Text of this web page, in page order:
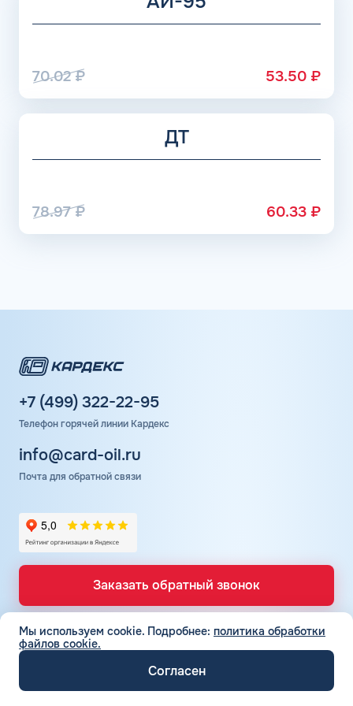
70.02₽ 53.50 ₽
ДТ
78.97₽ 60.33 ₽
+7 (499) 322-22-95
Телефон горячей линии Кардекс
info@card-oil.ru
Почта для обратной связи
Заказать обратный звонок
ТОПЛИВНЫЕ КАРТЫ
Топливные карты КАРДЕКС
Мы используем cookie. Подробнее: политика обработки
файлов cookie.
Согласен